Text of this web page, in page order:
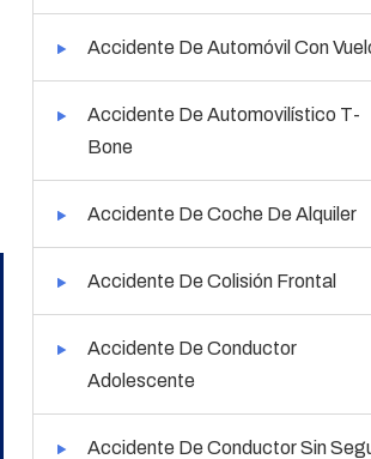
Accidente De Automóvil Con
Accidente De Automovilístico T-
Bone
Accidente De Coche De Alquiler
Accidente De Colisión Frontal
Accidente De Conductor
Adolescente
Accidente De Conductor Sin